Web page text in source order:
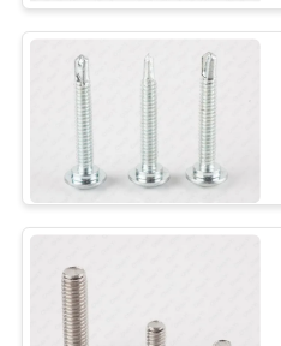
PRIVACY
POLICY